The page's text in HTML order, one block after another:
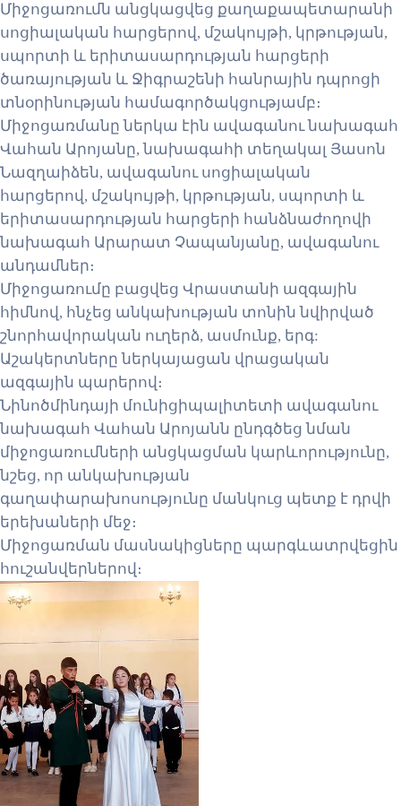
Միջոցառումն անցկացվեց քաղաքապետարանի
սոցիալական հարցերով, մշակույթի, կրթության,
սպորտի և երիտասարդության հարցերի
ծառայության և Ջիգրաշենի հանրային դպրոցի
տնօրինության համագործակցությամբ։
Միջոցառմանը ներկա էին ավագանու նախագահ
Վահան Արոյանը, նախագահի տեղակալ Յասոն
Նազղաիձեն, ավագանու սոցիալական
հարցերով, մշակույթի, կրթության, սպորտի և
երիտասարդության հարցերի հանձնաժողովի
նախագահ Արարատ Չապանյանը, ավագանու
անդամներ։
Միջոցառումը բացվեց Վրաստանի ազգային
հիմնով, հնչեց անկախության տոնին նվիրված
շնորհավորական ուղերձ, ասմունք, երգ:
Աշակերտները ներկայացան վրացական
ազգային պարերով։
Նինոծմինդայի մունիցիպալիտետի ավագանու
նախագահ Վահան Արոյանն ընդգծեց նման
միջոցառումների անցկացման կարևորությունը,
նշեց, որ անկախության
գաղափարախոսությունը մանկուց պետք է դրվի
երեխաների մեջ։
Միջոցառման մասնակիցները պարգևատրվեցին
հուշանվերներով։